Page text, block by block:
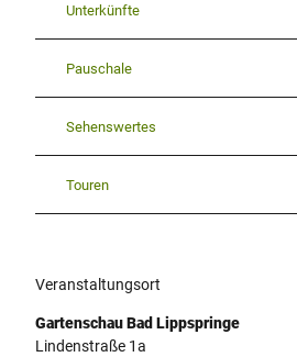
Unterkünfte
Pauschale
Sehenswertes
Touren
Veranstaltungsort
Gartenschau Bad Lippspringe
Lindenstraße 1a